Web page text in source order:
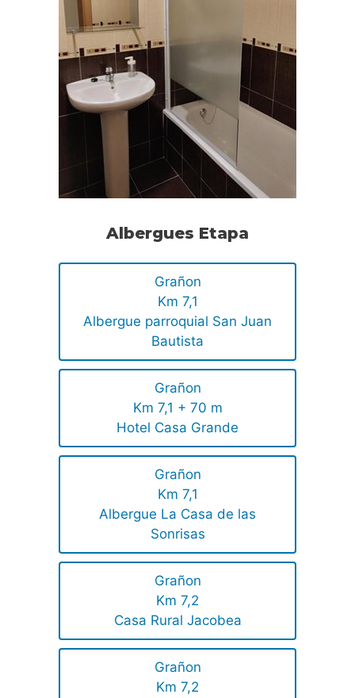
Albergues Etapa
Grañon
Km 7,1
Albergue parroquial San Juan
Bautista
Grañon
Km 7,1 + 70 m
Hotel Casa Grande
Grañon
Km 7,1
Albergue La Casa de las
Sonrisas
Grañon
Km 7,2
Casa Rural Jacobea
Grañon
Km 7,2